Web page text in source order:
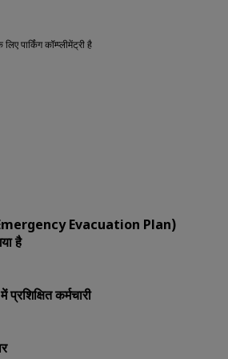
पार्किंग कॉम्प्लीमेंट्री है
Evacuation Plan)
है
कर्मचारी